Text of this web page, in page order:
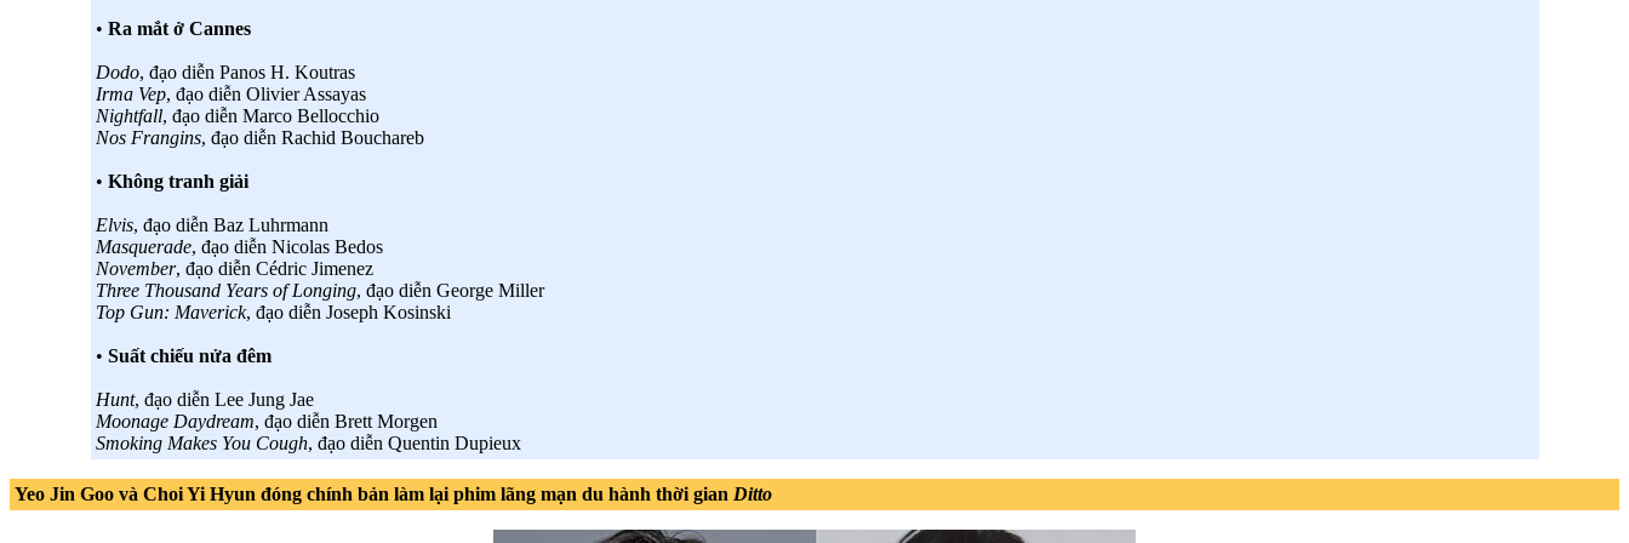
• Ra mắt ở Cannes
Dodo, đạo diễn Panos H. Koutras
Irma Vep, đạo diễn Olivier Assayas
Nightfall, đạo diễn Marco Bellocchio
Nos Frangins, đạo diễn Rachid Bouchareb
• Không tranh giải
Elvis, đạo diễn Baz Luhrmann
Masquerade, đạo diễn Nicolas Bedos
November, đạo diễn Cédric Jimenez
Three Thousand Years of Longing, đạo diễn George Miller
Top Gun: Maverick, đạo diễn Joseph Kosinski
• Suất chiếu nửa đêm
Hunt, đạo diễn Lee Jung Jae
Moonage Daydream, đạo diễn Brett Morgen
Smoking Makes You Cough, đạo diễn Quentin Dupieux
Yeo Jin Goo và Choi Yi Hyun đóng chính bản làm lại phim lãng mạn du hành thời gian Ditto